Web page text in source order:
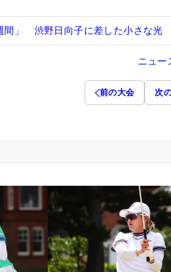
間」 渋野日向子に差した小さな光
ニュー
前の大会 次